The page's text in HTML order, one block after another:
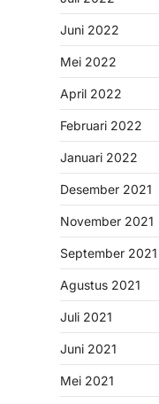
Juni 2022
Mei 2022
April 2022
Februari 2022
Januari 2022
Desember 2021
November 2021
September 2021
Agustus 2021
Juli 2021
Juni 2021
Mei 2021